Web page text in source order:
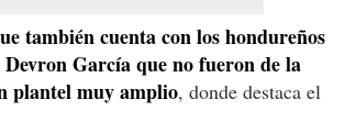
también cuenta con los hondureños
García que no fueron de la
plantel muy amplio, donde destaca el